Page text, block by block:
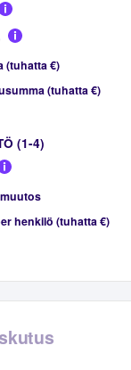
(tuhatta €)
(tuhatta €)
(1-4)
henkilö (tuhatta €)